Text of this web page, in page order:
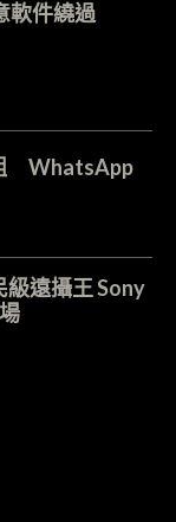
件繞過
WhatsApp
遠攝王 Sony